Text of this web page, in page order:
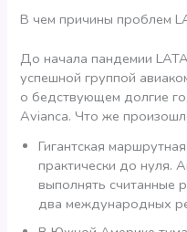
В чем причины проблем
До начала пандемии
успешной группой
о бедствующем долгие
Avianca. Что же
Гигантская
практически до нуля.
выполнять считанные
два международных